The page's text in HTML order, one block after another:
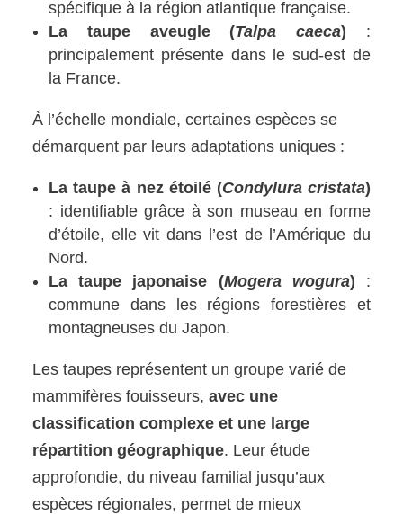
spécifique à la région atlantique française.
La taupe aveugle (Talpa caeca) :
principalement présente dans le sud-est de
la France.
À l’échelle mondiale, certaines espèces se
démarquent par leurs adaptations uniques :
La taupe à nez étoilé (Condylura cristata)
: identifiable grâce à son museau en forme
d’étoile, elle vit dans l’est de l’Amérique du
Nord.
La taupe japonaise (Mogera wogura) :
commune dans les régions forestières et
montagneuses du Japon.
Les taupes représentent un groupe varié de
mammifères fouisseurs,avec une
classification complexe et une large
répartition géographique. Leur étude
approfondie, du niveau familial jusqu’aux
espèces régionales, permet de mieux